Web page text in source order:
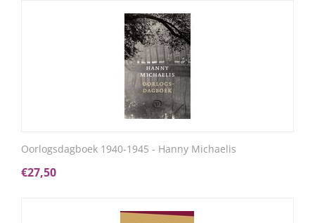
Oorlogsdagboek 1940-1945 - Hanny Michaelis
€27,50